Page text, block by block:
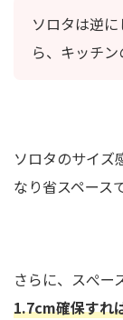
ソロタは逆
ら、キッチン
ソロタのサイズ
なり省スペース
さらに、スぺー
1.7cm確保すれ